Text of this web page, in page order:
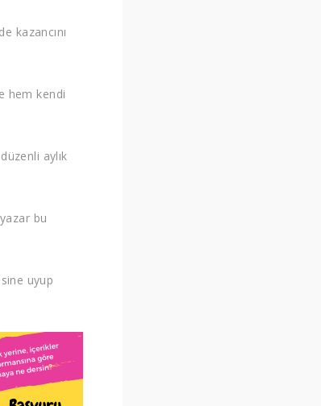
kazancını
hem kendi
aylık
bu
uyup